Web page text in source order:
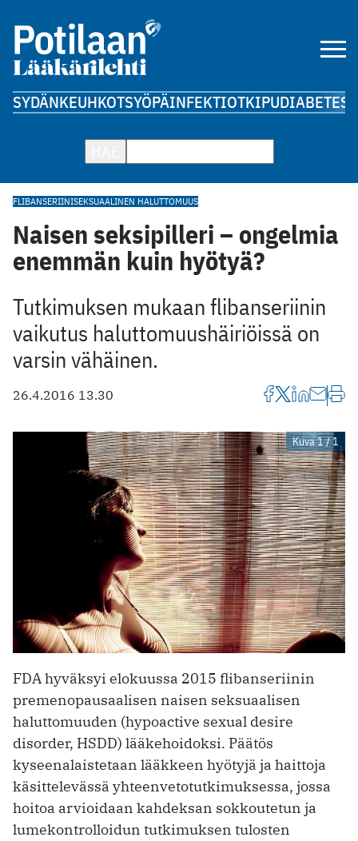
SYDÄNKEUHKOTSYÖPÄINFEKTIOTKIPUDIABETES
FLIBANSERIINISEKSUAALINEN HALUTTOMUUS
Naisen seksipilleri – ongelmia
enemmän kuin hyötyä?
Tutkimuksen mukaan flibanseriinin
vaikutus haluttomuushäiriöissä on
varsin vähäinen.
26.4.2016 13.30
Kuva 1 / 1
FDA hyväksyi elokuussa 2015 flibanseriinin
premenopausaalisen naisen seksuaalisen
haluttomuuden (hypoactive sexual desire
disorder, HSDD) lääkehoidoksi. Päätös
kyseenalaistetaan lääkkeen hyötyjä ja haittoja
käsittelevässä yhteenvetotutkimuksessa, jossa
hoitoa arvioidaan kahdeksan sokkoutetun ja
lumekontrolloidun tutkimuksen tulosten